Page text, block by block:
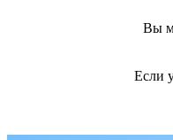
Вы
Если